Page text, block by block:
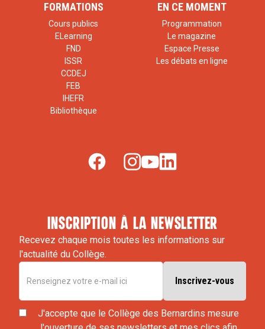
FORMATIONS
Cours publics
ELearning
FND
ISSR
CCDEJ
FEB
IHEFR
Bibliothèque
EN CE MOMENT
Programmation
Le magazine
Espace Presse
Les débats en ligne
inscription à la newsletter
Recevez chaque mois toutes les informations sur
l'actualité du Collège.
J'accepte que le Collège des Bernardins mesure